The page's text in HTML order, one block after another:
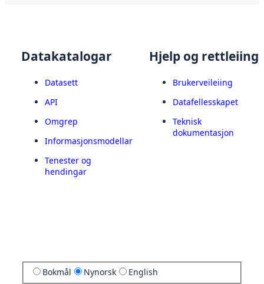
Datakatalogar
Datasett
API
Omgrep
Informasjonsmodellar
Tenester og
hendingar
Hjelp og rettleiing
Brukerveileiing
Datafellesskapet
Teknisk
dokumentasjon
Bokmål Nynorsk English